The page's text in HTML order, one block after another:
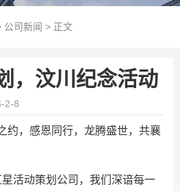
公司新闻 > 正文
，汶川纪念活动
2-8
约，感恩同行，龙腾盛世，共襄
活动策划公司，我们深谙每一